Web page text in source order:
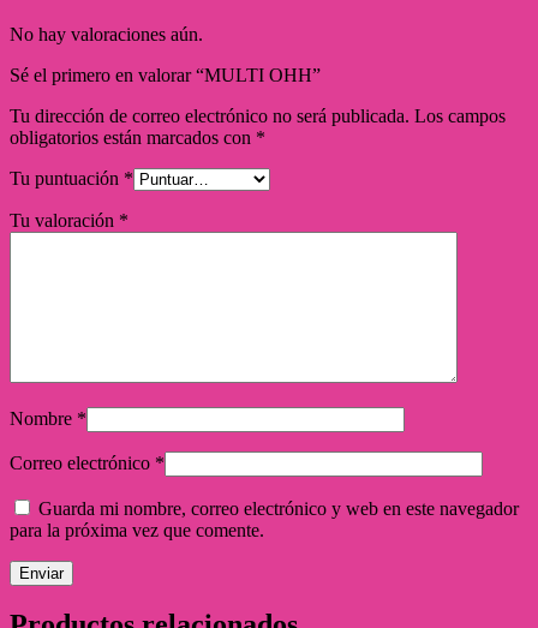
No hay valoraciones aún.
Sé el primero en valorar “MULTI OHH”
Tu dirección de correo electrónico no será publicada. Los campos
obligatorios están marcados con *
Tu puntuación *
Tu valoración *
Nombre *
Correo electrónico *
Guarda mi nombre, correo electrónico y web en este navegador
para la próxima vez que comente.